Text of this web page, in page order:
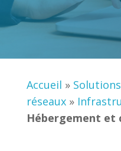
Accueil »
réseaux»
Hébergement et